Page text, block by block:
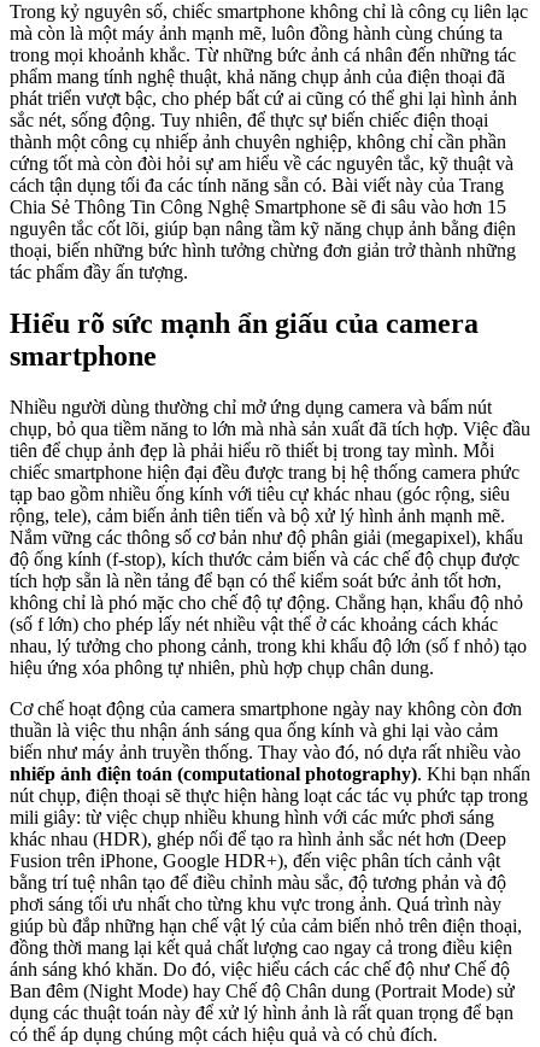
Trong kỷ nguyên số, chiếc smartphone không chỉ là công cụ liên lạc
mà còn là một máy ảnh mạnh mẽ, luôn đồng hành cùng chúng ta
trong mọi khoảnh khắc. Từ những bức ảnh cá nhân đến những tác
phẩm mang tính nghệ thuật, khả năng chụp ảnh của điện thoại đã
phát triển vượt bậc, cho phép bất cứ ai cũng có thể ghi lại hình ảnh
sắc nét, sống động. Tuy nhiên, để thực sự biến chiếc điện thoại
thành một công cụ nhiếp ảnh chuyên nghiệp, không chỉ cần phần
cứng tốt mà còn đòi hỏi sự am hiểu về các nguyên tắc, kỹ thuật và
cách tận dụng tối đa các tính năng sẵn có. Bài viết này của Trang
Chia Sẻ Thông Tin Công Nghệ Smartphone sẽ đi sâu vào hơn 15
nguyên tắc cốt lõi, giúp bạn nâng tầm kỹ năng chụp ảnh bằng điện
thoại, biến những bức hình tưởng chừng đơn giản trở thành những
tác phẩm đầy ấn tượng.
Hiểu rõ sức mạnh ẩn giấu của camera
smartphone
Nhiều người dùng thường chỉ mở ứng dụng camera và bấm nút
chụp, bỏ qua tiềm năng to lớn mà nhà sản xuất đã tích hợp. Việc đầu
tiên để chụp ảnh đẹp là phải hiểu rõ thiết bị trong tay mình. Mỗi
chiếc smartphone hiện đại đều được trang bị hệ thống camera phức
tạp bao gồm nhiều ống kính với tiêu cự khác nhau (góc rộng, siêu
rộng, tele), cảm biến ảnh tiên tiến và bộ xử lý hình ảnh mạnh mẽ.
Nắm vững các thông số cơ bản như độ phân giải (megapixel), khẩu
độ ống kính (f-stop), kích thước cảm biến và các chế độ chụp được
tích hợp sẵn là nền tảng để bạn có thể kiểm soát bức ảnh tốt hơn,
không chỉ là phó mặc cho chế độ tự động. Chẳng hạn, khẩu độ nhỏ
(số f lớn) cho phép lấy nét nhiều vật thể ở các khoảng cách khác
nhau, lý tưởng cho phong cảnh, trong khi khẩu độ lớn (số f nhỏ) tạo
hiệu ứng xóa phông tự nhiên, phù hợp chụp chân dung.
Cơ chế hoạt động của camera smartphone ngày nay không còn đơn
thuần là việc thu nhận ánh sáng qua ống kính và ghi lại vào cảm
biến như máy ảnh truyền thống. Thay vào đó, nó dựa rất nhiều vào
nhiếp ảnh điện toán (computational photography). Khi bạn nhấn
nút chụp, điện thoại sẽ thực hiện hàng loạt các tác vụ phức tạp trong
mili giây: từ việc chụp nhiều khung hình với các mức phơi sáng
khác nhau (HDR), ghép nối để tạo ra hình ảnh sắc nét hơn (Deep
Fusion trên iPhone, Google HDR+), đến việc phân tích cảnh vật
bằng trí tuệ nhân tạo để điều chỉnh màu sắc, độ tương phản và độ
phơi sáng tối ưu nhất cho từng khu vực trong ảnh. Quá trình này
giúp bù đắp những hạn chế vật lý của cảm biến nhỏ trên điện thoại,
đồng thời mang lại kết quả chất lượng cao ngay cả trong điều kiện
ánh sáng khó khăn. Do đó, việc hiểu cách các chế độ như Chế độ
Ban đêm (Night Mode) hay Chế độ Chân dung (Portrait Mode) sử
dụng các thuật toán này để xử lý hình ảnh là rất quan trọng để bạn
có thể áp dụng chúng một cách hiệu quả và có chủ đích.